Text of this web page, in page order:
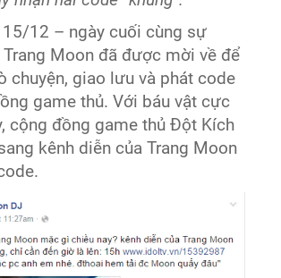
15/12 – ngày cuối cùng sự
Trang Moon đã được mời về để
chuyện, giao lưu và phát code
game thủ. Với báu vật cực
cộng đồng game thủ Đột Kích
kênh diễn của Trang Moon